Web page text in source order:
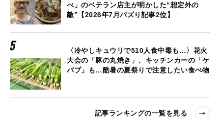
べ」のベテラン店主が明かした“想定外の
敵”【2026年7月バズり記事2位】
〈冷やしキュウリで510人食中毒も…〉花火
大会の「豚の丸焼き」、キッチンカーの「ケ
バブ」も…酷暑の夏祭りで注意したい食べ物
記事ランキングの一覧を見る